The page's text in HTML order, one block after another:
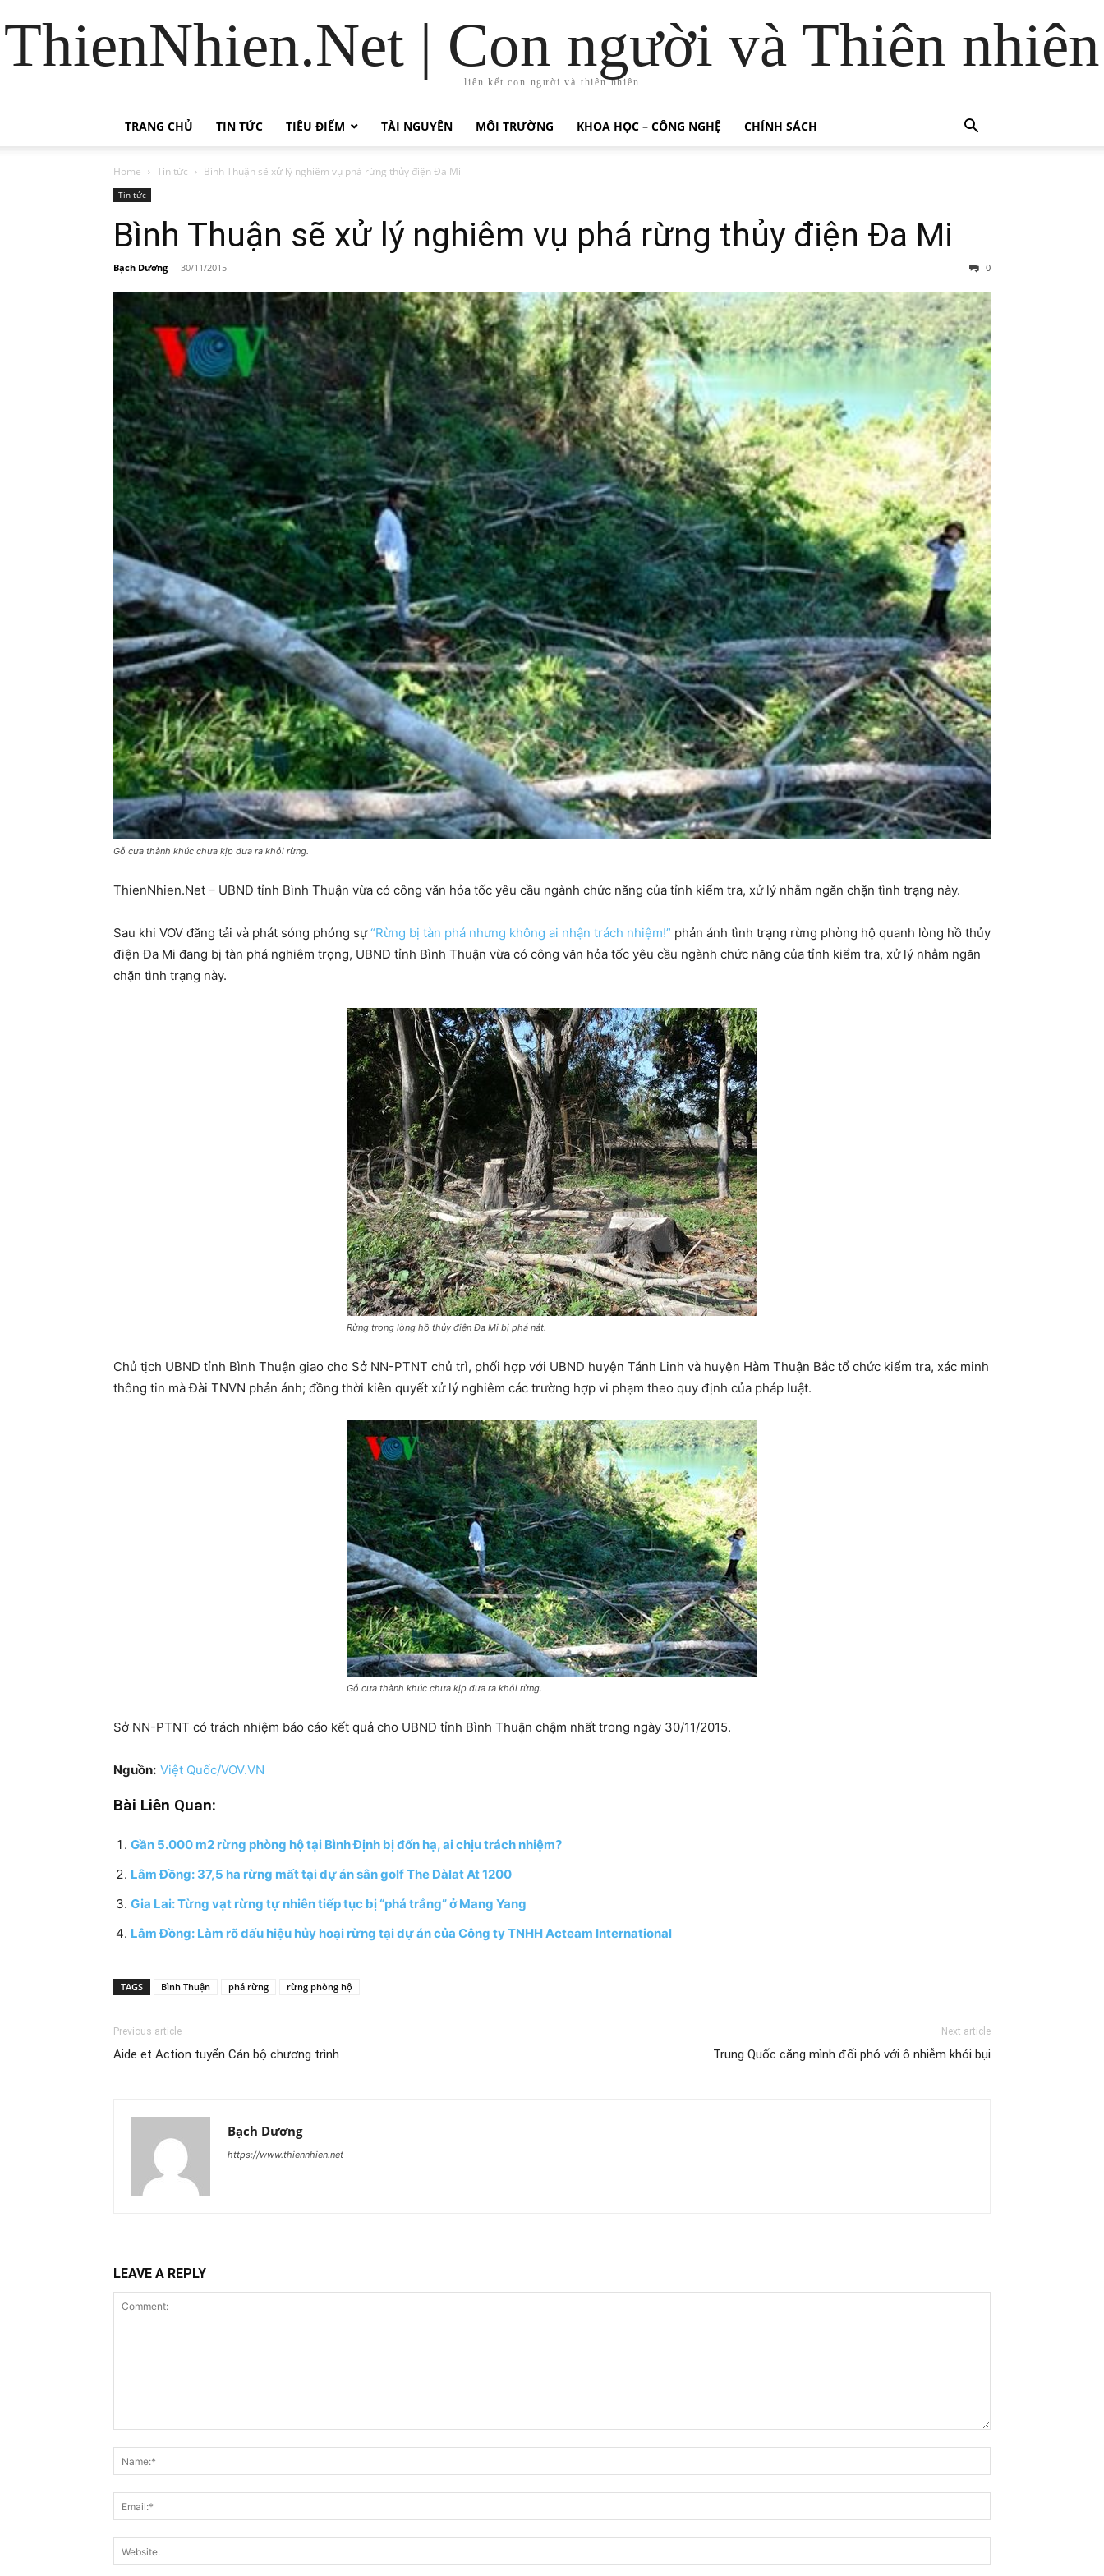
ThienNhien.Net | Con người và Thiên nhiên
liên kết con người và thiên nhiên
TRANG CHỦ TIN TỨC TIÊU ĐIỂM TÀI NGUYÊN MÔI TRƯỜNG KHOA HỌC – CÔNG NGHỆ CHÍNH SÁCH
Home Tin tức Bình Thuận sẽ xử lý nghiêm vụ phá rừng thủy điện Đa Mi
Tin tức
Bình Thuận sẽ xử lý nghiêm vụ phá rừng thủy điện Đa Mi
Bạch Dương - 30/11/2015 0
Gỗ cưa thành khúc chưa kịp đưa ra khỏi rừng.
ThienNhien.Net – UBND tỉnh Bình Thuận vừa có công văn hỏa tốc yêu cầu ngành chức năng của tỉnh kiểm tra, xử lý nhằm ngăn chặn tình trạng này.
Sau khi VOV đăng tải và phát sóng phóng sự“Rừng bị tàn phá nhưng không ai nhận trách nhiệm!” phản ánh tình trạng rừng phòng hộ quanh lòng hồ thủy
điện Đa Mi đang bị tàn phá nghiêm trọng, UBND tỉnh Bình Thuận vừa có công văn hỏa tốc yêu cầu ngành chức năng của tỉnh kiểm tra, xử lý nhằm ngăn
chặn tình trạng này.
Rừng trong lòng hồ thủy điện Đa Mi bị phá nát.
Chủ tịch UBND tỉnh Bình Thuận giao cho Sở NN-PTNT chủ trì, phối hợp với UBND huyện Tánh Linh và huyện Hàm Thuận Bắc tổ chức kiểm tra, xác minh
thông tin mà Đài TNVN phản ánh; đồng thời kiên quyết xử lý nghiêm các trường hợp vi phạm theo quy định của pháp luật.
Gỗ cưa thành khúc chưa kịp đưa ra khỏi rừng.
Sở NN-PTNT có trách nhiệm báo cáo kết quả cho UBND tỉnh Bình Thuận chậm nhất trong ngày 30/11/2015.
Nguồn: Việt Quốc/VOV.VN
Bài Liên Quan:
Gần 5.000 m2 rừng phòng hộ tại Bình Định bị đốn hạ, ai chịu trách nhiệm?
Lâm Đồng: 37,5 ha rừng mất tại dự án sân golf The Dàlat At 1200
Gia Lai: Từng vạt rừng tự nhiên tiếp tục bị “phá trắng” ở Mang Yang
Lâm Đồng: Làm rõ dấu hiệu hủy hoại rừng tại dự án của Công ty TNHH Acteam International
TAGS Bình Thuận phá rừng rừng phòng hộ
Previous article
Aide et Action tuyển Cán bộ chương trình
Next article
Trung Quốc căng mình đối phó với ô nhiễm khói bụi
Bạch Dương
https://www.thiennhien.net
LEAVE A REPLY